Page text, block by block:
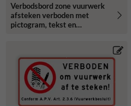
Verbodsbord zone vuurwerk
afsteken verboden met
pictogram, tekst en